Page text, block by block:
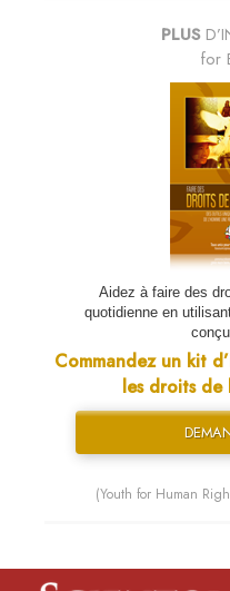
PLUS
for
Aidez à faire des
quotidienne en
Commandez un kit
les droits de
(Youth for Human